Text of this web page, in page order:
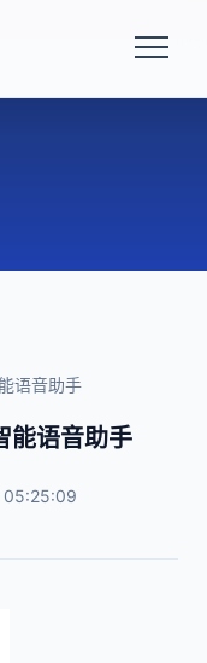
语音助手
能语音助手
05:25:09